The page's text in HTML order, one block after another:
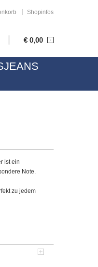
Shopinfos
€ 0,00
ist ein
Note.
zu jedem